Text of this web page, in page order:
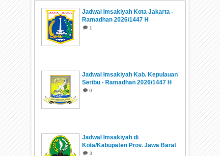
Jadwal Imsakiyah Kota Jakarta -
Ramadhan 2026/1447 H
1
Jadwal Imsakiyah Kab. Kepulauan
Seribu - Ramadhan 2026/1447 H
0
Jadwal Imsakiyah di
Kota/Kabupaten Prov. Jawa Barat
Ramadhan 1447 H/2026
3